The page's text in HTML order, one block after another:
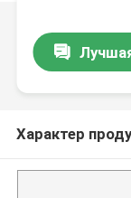
Характер